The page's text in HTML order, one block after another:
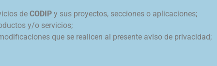
de CODIP y sus proyectos, secciones o aplicaciones;
y/o servicios;
que se realicen al presente aviso de privacidad;